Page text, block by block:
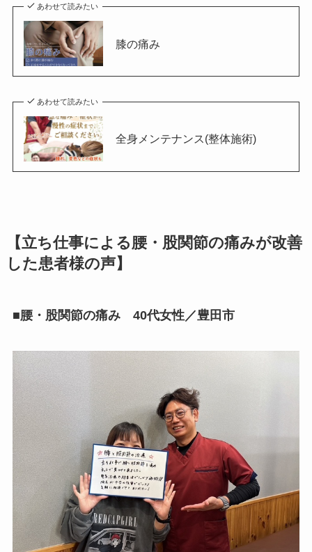
あわせて読みたい
膝の痛み
あわせて読みたい
全身メンテナンス(整体施術)
【立ち仕事による腰・股関節の痛みが改善
した患者様の声】
■腰・股関節の痛み 40代女性／豊田市